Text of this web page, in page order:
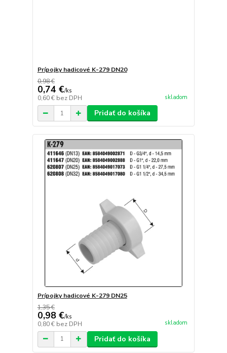
Prípojky hadicové K-279 DN20
0,98 €
0,74 €/ks
0,60 € bez DPH skladom
Pridať do košíka
Prípojky hadicové K-279 DN25
1,35 €
0,98 €/ks
0,80 € bez DPH skladom
Pridať do košíka